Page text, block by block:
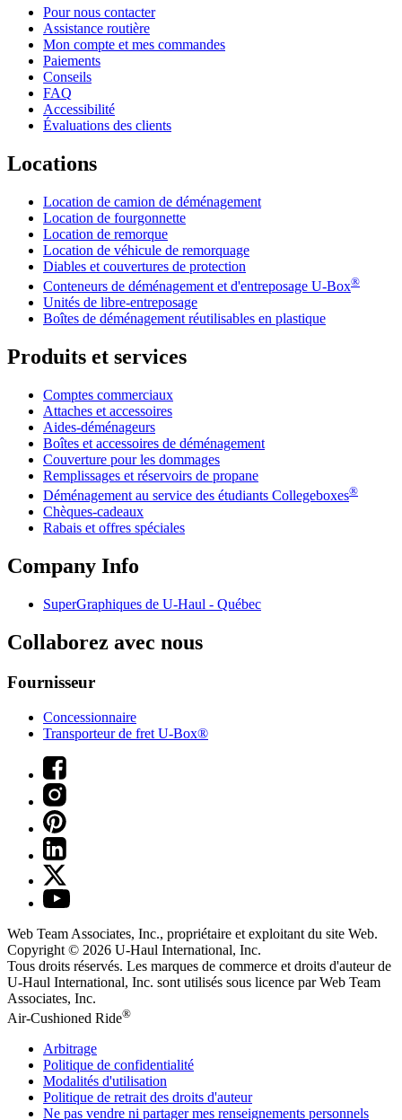
Pour nous contacter
Assistance routière
Mon compte et mes commandes
Paiements
Conseils
FAQ
Accessibilité
Évaluations des clients
Locations
Location de camion de déménagement
Location de fourgonnette
Location de remorque
Location de véhicule de remorquage
Diables et couvertures de protection
Conteneurs de déménagement et d'entreposage U-Box®
Unités de libre-entreposage
Boîtes de déménagement réutilisables en plastique
Produits et services
Comptes commerciaux
Attaches et accessoires
Aides-déménageurs
Boîtes et accessoires de déménagement
Couverture pour les dommages
Remplissages et réservoirs de propane
Déménagement au service des étudiants Collegeboxes®
Chèques-cadeaux
Rabais et offres spéciales
Company Info
SuperGraphiques de U-Haul - Québec
Collaborez avec nous
Fournisseur
Concessionnaire
Transporteur de fret U-Box®
Web Team Associates, Inc., propriétaire et exploitant du site Web.
Copyright © 2026 U-Haul International, Inc.
Tous droits réservés. Les marques de commerce et droits d'auteur de
U-Haul International, Inc. sont utilisés sous licence par Web Team
Associates, Inc.
Air-Cushioned Ride®
Arbitrage
Politique de confidentialité
Modalités d'utilisation
Politique de retrait des droits d'auteur
Ne pas vendre ni partager mes renseignements personnels